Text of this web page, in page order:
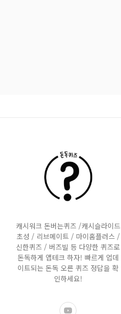
캐시워크 돈버는퀴즈 /캐시슬라이드
초성 / 리브메이트 / 마이홈플러스 /
신한퀴즈 / 버즈빌 등 다양한 퀴즈로
돈독하게 앱테크 하자! 빠르게 업데
이트되는 돈독 오른 퀴즈 정답을 확
인하세요!